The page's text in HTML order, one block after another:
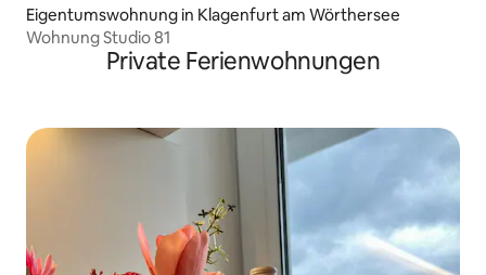
Eigentumswohnung in Klagenfurt am Wörthersee
Wohnung Studio 81
Private Ferienwohnungen